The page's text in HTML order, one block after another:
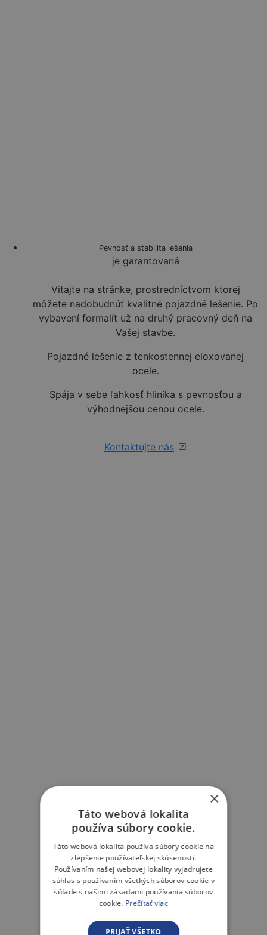
Pevnosť a stabilita lešenia
je garantovaná
Vitajte na stránke, prostredníctvom ktorej
môžete nadobudnúť kvalitné pojazdné lešenie. Po
vybavení formalít už na druhý pracovný deň na
Vašej stavbe.
Pojazdné lešenie z tenkostennej eloxovanej
ocele.
Spája v sebe ľahkosť hliníka s pevnosťou a
výhodnejšou cenou ocele.
Kontaktujte nás
×
Táto webová lokalita
používa súbory cookie.
Táto webová lokalita používa súbory cookie na
zlepšenie používateľskej skúsenosti.
Používaním našej webovej lokality vyjadrujete
súhlas s používaním všetkých súborov cookie v
súlade s našimi zásadami používania súborov
cookie. Prečítať viac
PRIJAŤ VŠETKO